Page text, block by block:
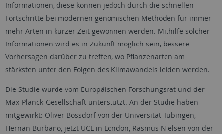
Informationen, diese können jedoch durch die schnellen
Fortschritte bei modernen genomischen Methoden für immer
mehr Arten in kurzer Zeit gewonnen werden. Mithilfe solcher
Informationen wird es in Zukunft möglich sein, bessere
Vorhersagen darüber zu treffen, wo Pflanzenarten am
stärksten unter den Folgen des Klimawandels leiden werden.
Die Studie wurde vom Europäischen Forschungsrat und der
Max-Planck-Gesellschaft unterstützt. An der Studie haben
mitgewirkt: Oliver Bossdorf von der Universität Tübingen,
Hernan Burbano, jetzt UCL in London, Rasmus Nielsen von der